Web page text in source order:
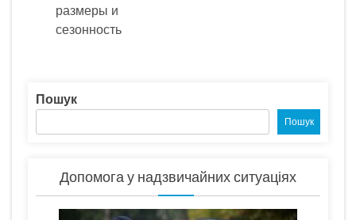
размеры и
сезонность
Пошук
Пошук
Допомога у надзвичайних ситуаціях